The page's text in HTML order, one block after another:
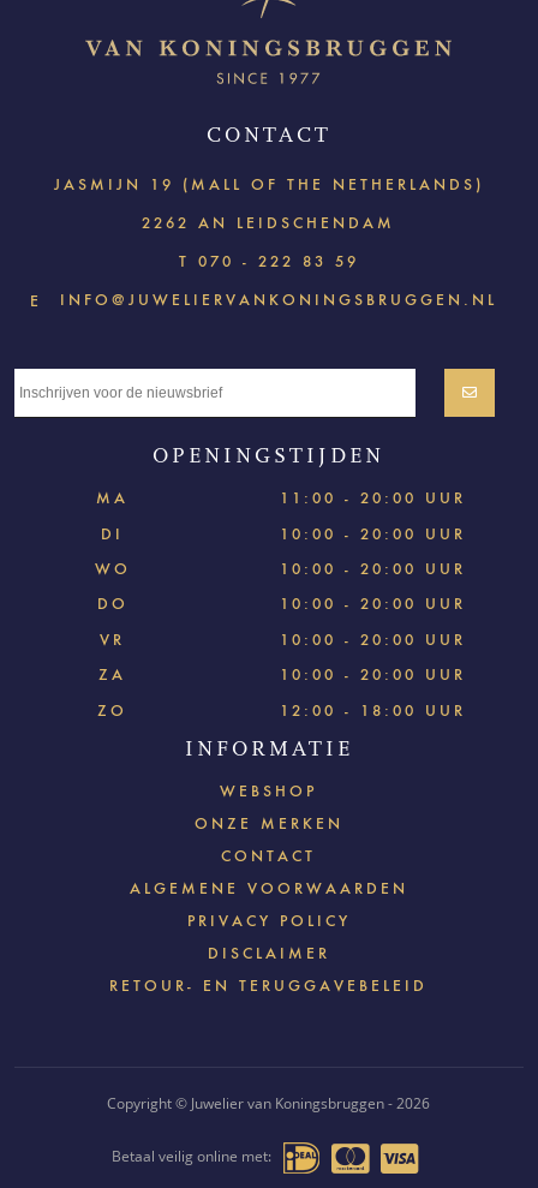
CONTACT
JASMIJN 19 (MALL OF THE NETHERLANDS)
2262 AN LEIDSCHENDAM
T 070 - 222 83 59
E INFO@JUWELIERVANKONINGSBRUGGEN.NL
OPENINGSTIJDEN
MA
11:00 - 20:00 UUR
DI
10:00 - 20:00 UUR
WO
10:00 - 20:00 UUR
DO
10:00 - 20:00 UUR
VR
10:00 - 20:00 UUR
ZA
10:00 - 20:00 UUR
ZO
12:00 - 18:00 UUR
INFORMATIE
WEBSHOP
ONZE MERKEN
CONTACT
ALGEMENE VOORWAARDEN
PRIVACY POLICY
DISCLAIMER
RETOUR- EN TERUGGAVEBELEID
Copyright © Juwelier van Koningsbruggen - 2026
Betaal veilig online met: